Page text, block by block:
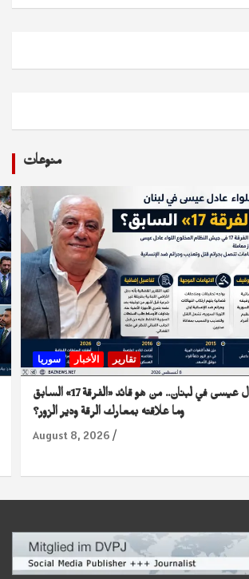
منوعات
سوريا الأخبار تقارير
توقيف اللواء عادل عيسى في لبنان.. من هو قائد «الفرقة 17» السابق
وما علاقته بمعارك الرقة ودير الزور؟
August 8, 2026